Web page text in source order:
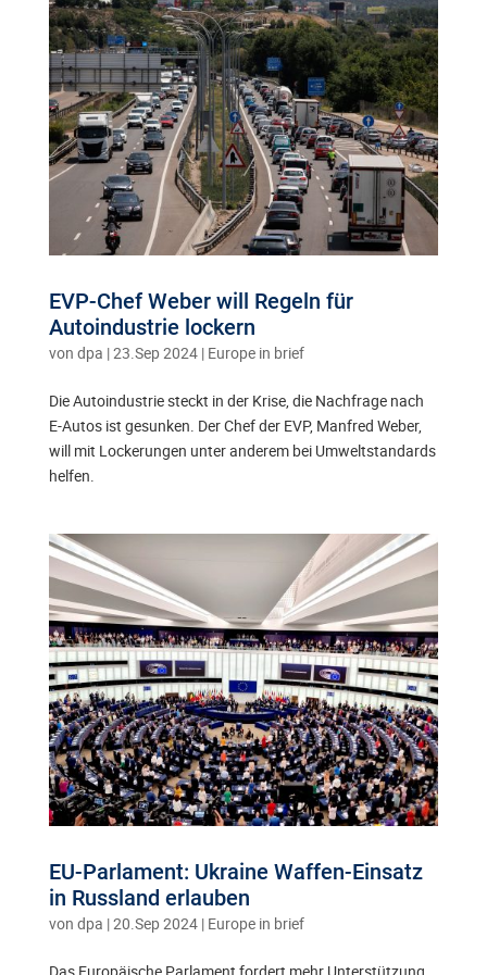
EVP-Chef Weber will Regeln für
Autoindustrie lockern
von dpa |23.Sep 2024| Europe in brief
Die Autoindustrie steckt in der Krise, die Nachfrage nach
E-Autos ist gesunken. Der Chef der EVP, Manfred Weber,
will mit Lockerungen unter anderem bei Umweltstandards
helfen.
EU-Parlament: Ukraine Waffen-Einsatz
in Russland erlauben
von dpa |20.Sep 2024| Europe in brief
Das Europäische Parlament fordert mehr Unterstützung